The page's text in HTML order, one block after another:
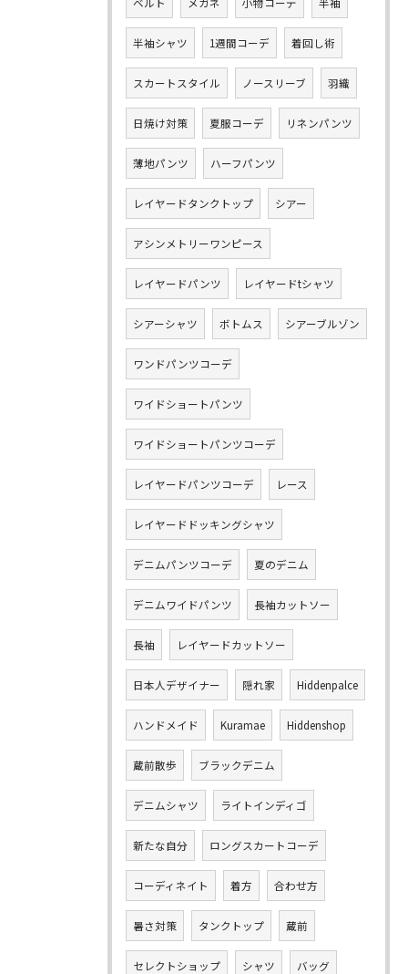
半袖シャツ 1週間コーデ 着回し術
スカートスタイル ノースリーブ 羽織
日焼け対策 夏服コーデ リネンパンツ
薄地パンツ ハーフパンツ
レイヤードタンクトップ シアー
アシンメトリーワンピース
レイヤードパンツ レイヤードtシャツ
シアーシャツ ボトムス シアーブルゾン
ワンドパンツコーデ
ワイドショートパンツ
ワイドショートパンツコーデ
レイヤードパンツコーデ レース
レイヤードドッキングシャツ
デニムパンツコーデ 夏のデニム
デニムワイドパンツ 長袖カットソー
長袖 レイヤードカットソー
日本人デザイナー 隠れ家 Hiddenpalce
ハンドメイド Kuramae Hiddenshop
蔵前散歩 ブラックデニム
デニムシャツ ライトインディゴ
新たな自分 ロングスカートコーデ
コーディネイト 着方 合わせ方
暑さ対策 タンクトップ 蔵前
セレクトショップ シャツ バッグ